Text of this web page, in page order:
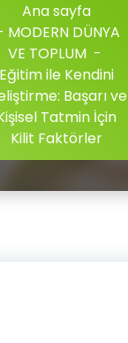
Ana sayfa
MODERN DÜNYA
VE TOPLUM -
Eğitim ile Kendini
Başarı ve
Tatmin İçin
Kilit Faktörler